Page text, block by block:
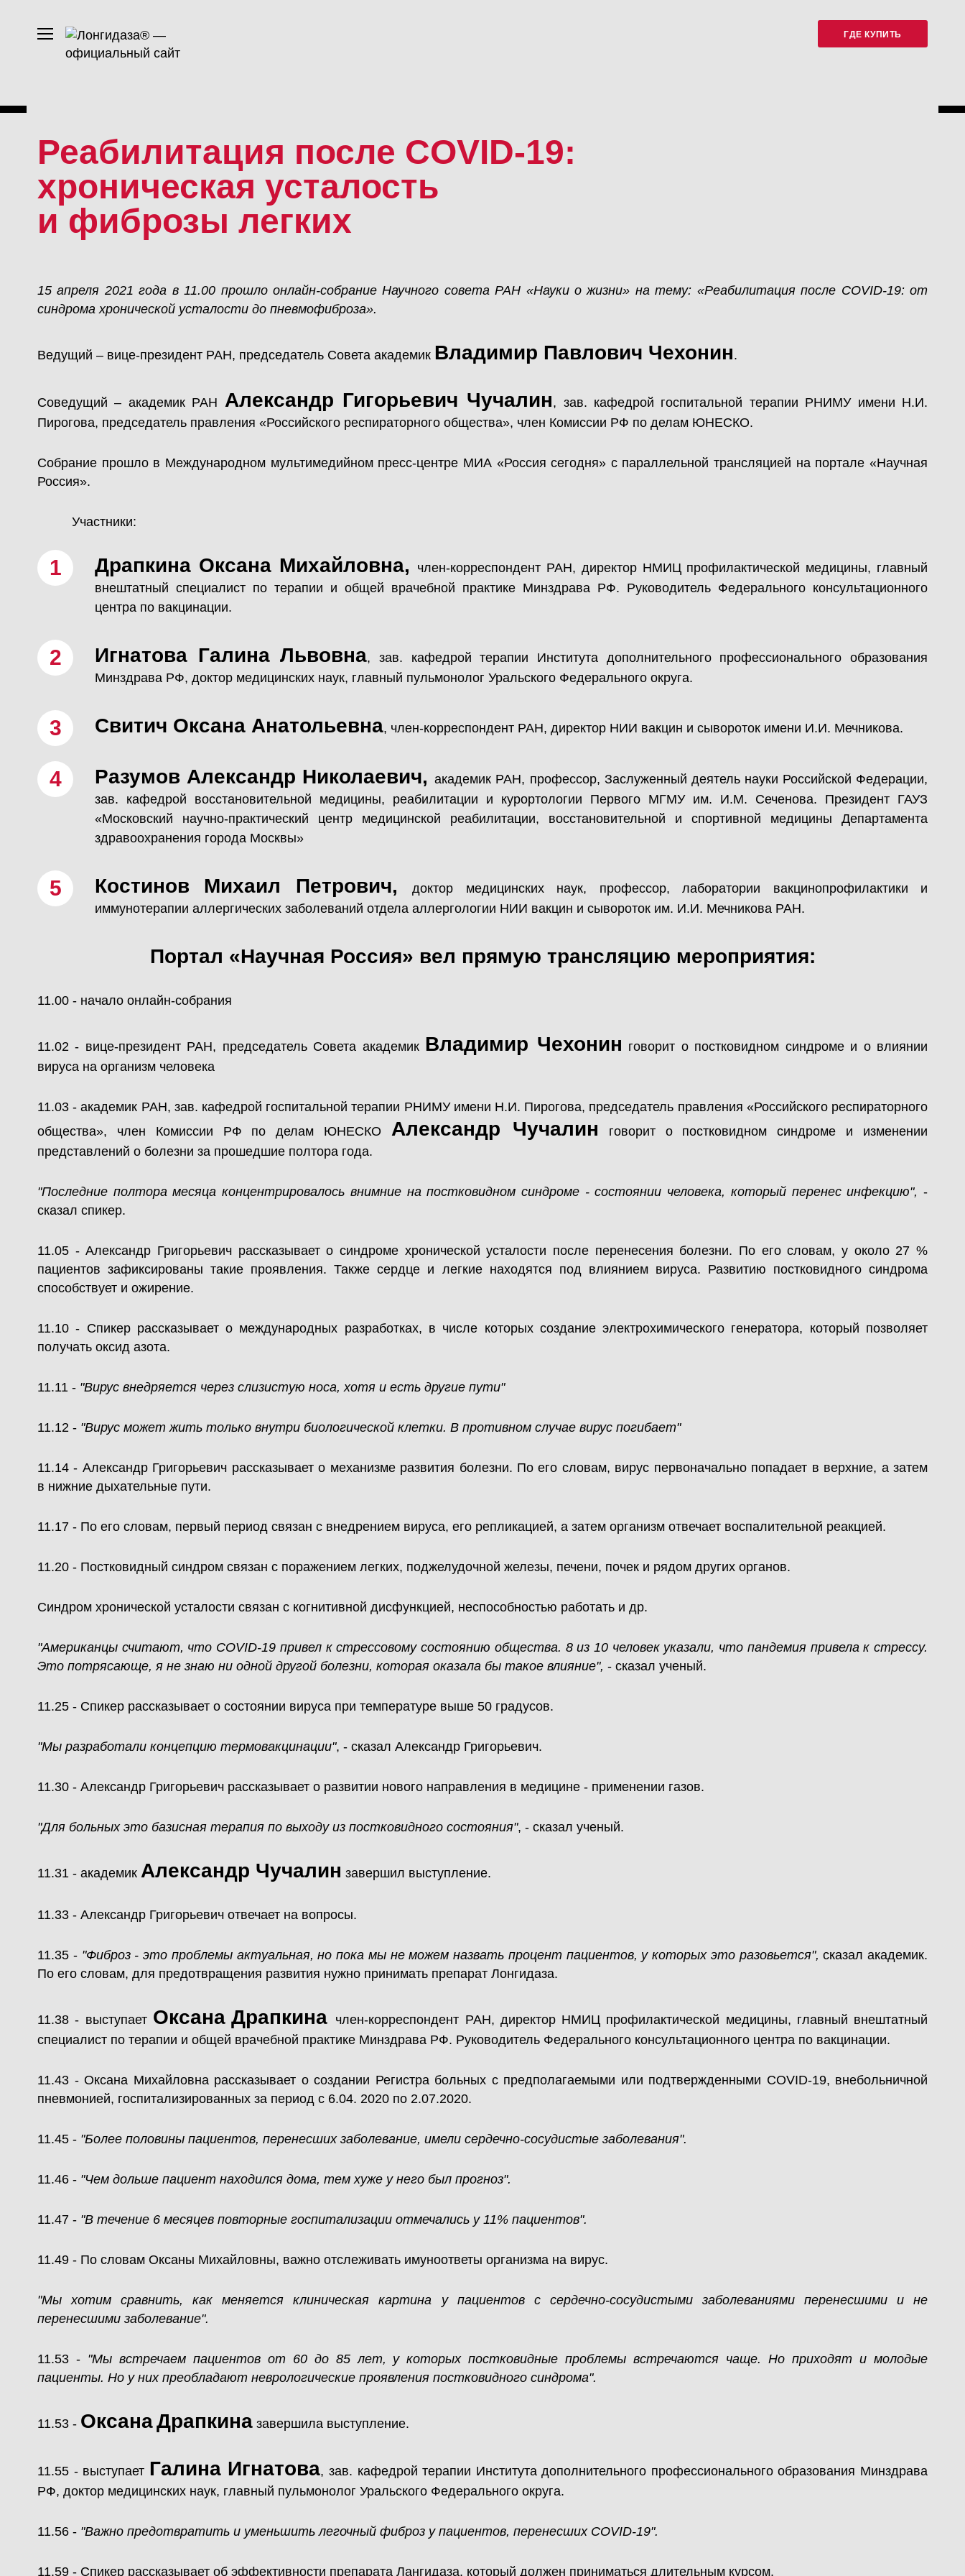
ГДЕ КУПИТЬ
Реабилитация после COVID-19:
хроническая усталость
и фиброзы легких
15 апреля 2021 года в 11.00 прошло онлайн-собрание Научного совета РАН «Науки о жизни» на тему: «Реабилитация после COVID-19: от
синдрома хронической усталости до пневмофиброза».
Ведущий – вице-президент РАН, председатель Совета академик Владимир Павлович Чехонин.
Соведущий – академик РАН Александр Гигорьевич Чучалин, зав. кафедрой госпитальной терапии РНИМУ имени Н.И.
Пирогова, председатель правления «Российского респираторного общества», член Комиссии РФ по делам ЮНЕСКО.
Собрание прошло в Международном мультимедийном пресс-центре МИА «Россия сегодня» с параллельной трансляцией на портале «Научная
Россия».
Участники:
Драпкина Оксана Михайловна,
член-корреспондент РАН, директор НМИЦ профилактической медицины, главный
внештатный специалист по терапии и общей врачебной практике Минздрава РФ. Руководитель Федерального консультационного
центра по вакцинации.
Игнатова Галина Львовна, зав. кафедрой терапии Института дополнительного профессионального образования
Минздрава РФ, доктор медицинских наук, главный пульмонолог Уральского Федерального округа.
Свитич Оксана Анатольевна, член-корреспондент РАН, директор НИИ вакцин и сывороток имени И.И. Мечникова.
Разумов Александр Николаевич,академик РАН, профессор, Заслуженный деятель науки Российской Федерации,
зав. кафедрой восстановительной медицины, реабилитации и курортологии Первого МГМУ им. И.М. Сеченова. Президент ГАУЗ
«Московский научно-практический центр медицинской реабилитации, восстановительной и спортивной медицины Департамента
здравоохранения города Москвы»
Костинов Михаил Петрович,доктор медицинских наук, профессор, лаборатории вакцинопрофилактики и
иммунотерапии аллергических заболеваний отдела аллергологии НИИ вакцин и сывороток им. И.И. Мечникова РАН.
Портал «Научная Россия» вел прямую трансляцию мероприятия:
11.00 - начало онлайн-собрания
11.02 - вице-президент РАН, председатель Совета академик Владимир Чехонин говорит о постковидном синдроме и о влиянии
вируса на организм человека
11.03 - академик РАН, зав. кафедрой госпитальной терапии РНИМУ имени Н.И. Пирогова, председатель правления «Российского респираторного
общества», член Комиссии РФ по делам ЮНЕСКО Александр Чучалин говорит о постковидном синдроме и изменении
представлений о болезни за прошедшие полтора года.
"Последние полтора месяца концентрировалось внимние на постковидном синдроме - состоянии человека, который перенес инфекцию", -
сказал спикер.
11.05 - Александр Григорьевич рассказывает о синдроме хронической усталости после перенесения болезни. По его словам, у около 27 %
пациентов зафиксированы такие проявления. Также сердце и легкие находятся под влиянием вируса. Развитию постковидного синдрома
способствует и ожирение.
11.10 - Спикер рассказывает о международных разработках, в числе которых создание электрохимического генератора, который позволяет
получать оксид азота.
11.11 - "Вирус внедряется через слизистую носа, хотя и есть другие пути"
11.12 - "Вирус может жить только внутри биологической клетки. В противном случае вирус погибает"
11.14 - Александр Григорьевич рассказывает о механизме развития болезни. По его словам, вирус первоначально попадает в верхние, а затем
в нижние дыхательные пути.
11.17 - По его словам, первый период связан с внедрением вируса, его репликацией, а затем организм отвечает воспалительной реакцией.
11.20 - Постковидный синдром связан с поражением легких, поджелудочной железы, печени, почек и рядом других органов.
Синдром хронической усталости связан с когнитивной дисфункцией, неспособностью работать и др.
"Американцы считают, что COVID-19 привел к стрессовому состоянию общества. 8 из 10 человек указали, что пандемия привела к стрессу.
Это потрясающе, я не знаю ни одной другой болезни, которая оказала бы такое влияние", - сказал ученый.
11.25 - Спикер рассказывает о состоянии вируса при температуре выше 50 градусов.
"Мы разработали концепцию термовакцинации", - сказал Александр Григорьевич.
11.30 - Александр Григорьевич рассказывает о развитии нового направления в медицине - применении газов.
"Для больных это базисная терапия по выходу из постковидного состояния", - сказал ученый.
11.31 - академик Александр Чучалин завершил выступление.
11.33 - Александр Григорьевич отвечает на вопросы.
11.35 - "Фиброз - это проблемы актуальная, но пока мы не можем назвать процент пациентов, у которых это разовьется", сказал академик.
По его словам, для предотвращения развития нужно принимать препарат Лонгидаза.
11.38 - выступает Оксана Драпкина член-корреспондент РАН, директор НМИЦ профилактической медицины, главный внештатный
специалист по терапии и общей врачебной практике Минздрава РФ. Руководитель Федерального консультационного центра по вакцинации.
11.43 - Оксана Михайловна рассказывает о создании Регистра больных с предполагаемыми или подтвержденными COVID-19, внебольничной
пневмонией, госпитализированных за период с 6.04. 2020 по 2.07.2020.
11.45 - "Более половины пациентов, перенесших заболевание, имели сердечно-сосудистые заболевания".
11.46 - "Чем дольше пациент находился дома, тем хуже у него был прогноз".
11.47 - "В течение 6 месяцев повторные госпитализации отмечались у 11% пациентов".
11.49 - По словам Оксаны Михайловны, важно отслеживать имуноответы организма на вирус.
"Мы хотим сравнить, как меняется клиническая картина у пациентов с сердечно-сосудистыми заболеваниями перенесшими и не
перенесшими заболевание".
11.53 - "Мы встречаем пациентов от 60 до 85 лет, у которых постковидные проблемы встречаются чаще. Но приходят и молодые
пациенты. Но у них преобладают неврологические проявления постковидного синдрома".
11.53 - ОксанаДрапкина завершила выступление.
11.55 - выступает Галина Игнатова, зав. кафедрой терапии Института дополнительного профессионального образования Минздрава
РФ, доктор медицинских наук, главный пульмонолог Уральского Федерального округа.
11.56 - "Важно предотвратить и уменьшить легочный фиброз у пациентов, перенесших COVID-19".
11.59 - Спикер рассказывает об эффективности препарата Лангидаза, который должен приниматься длительным курсом.